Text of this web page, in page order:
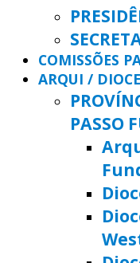
COMISSÕES
ARQUI /
PASSO